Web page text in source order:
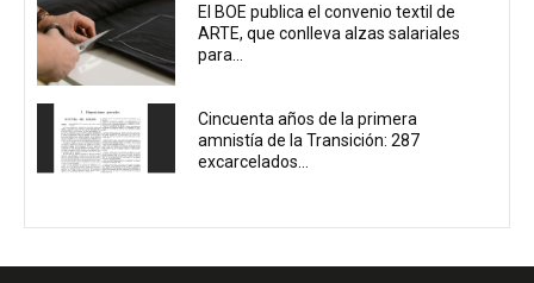
El BOE publica el convenio textil de
ARTE, que conlleva alzas salariales
para...
Cincuenta años de la primera
amnistía de la Transición: 287
excarcelados...